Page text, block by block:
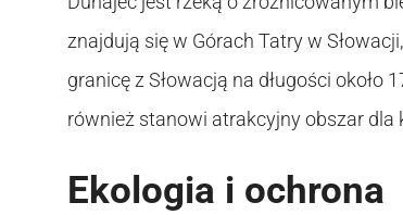
znajdują się w Górach Tatry w
granicę z Słowacją na długości
również stanowi atrakcyjny obszar dla
Ekologia i ochrona